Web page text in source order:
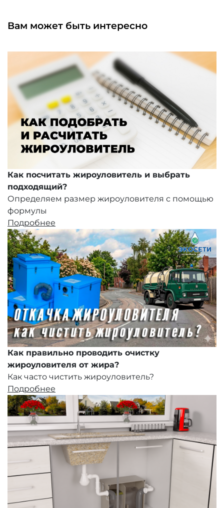
Вам может быть интересно
Как посчитать жироуловитель и выбрать
подходящий?
Определяем размер жироуловителя с помощью
формулы
Подробнее
Как правильно проводить очистку
жироуловителя от жира?
Как часто чистить жироуловитель?
Подробнее